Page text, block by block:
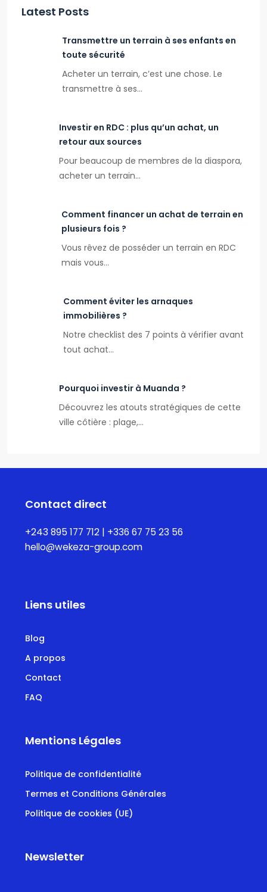
Latest Posts
Transmettre un terrain à ses enfants en
toute sécurité
Acheter un terrain, c’est une chose. Le
transmettre à ses…
Investir en RDC : plus qu’un achat, un
retour aux sources
Pour beaucoup de membres de la diaspora,
acheter un terrain…
Comment financer un achat de terrain en
plusieurs fois ?
Vous rêvez de posséder un terrain en RDC
mais vous…
Comment éviter les arnaques
immobilières ?
Notre checklist des 7 points à vérifier avant
tout achat…
Pourquoi investir à Muanda ?
Découvrez les atouts stratégiques de cette
ville côtière : plage,…
Contact direct
+243 895 177 712 | +336 67 75 23 56
hello@wekeza-group.com
Liens utiles
Blog
A propos
Contact
FAQ
Mentions Légales
Politique de confidentialité
Termes et Conditions Générales
Politique de cookies (UE)
Newsletter